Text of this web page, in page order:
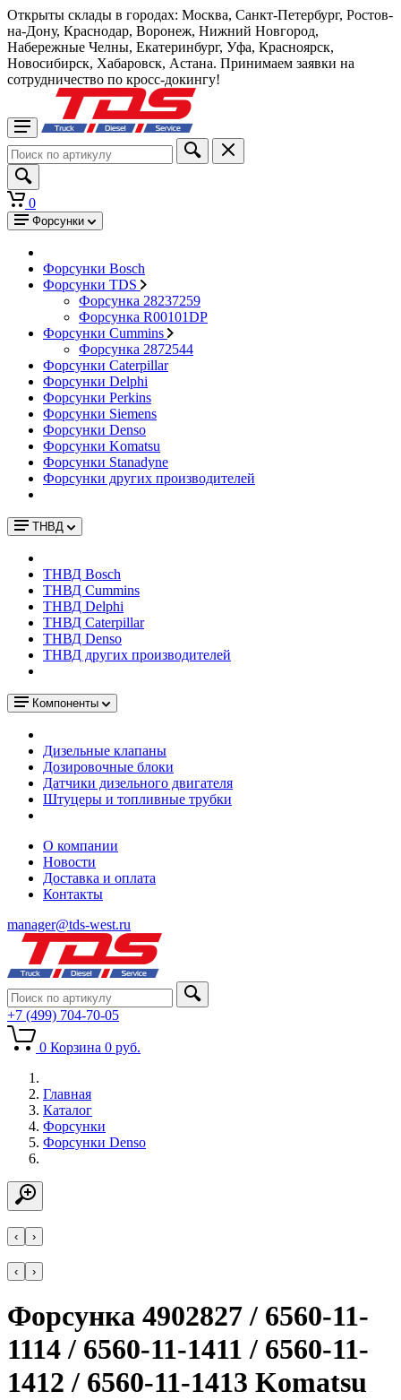
Открыты склады в городах: Москва, Санкт-Петербург, Ростов-
на-Дону, Краснодар, Воронеж, Нижний Новгород,
Набережные Челны, Екатеринбург, Уфа, Красноярск,
Новосибирск, Хабаровск, Астана. Принимаем заявки на
сотрудничество по кросс-докингу!
0
Форсунки
Форсунки Bosch
Форсунки TDS
Форсунка 28237259
Форсунка R00101DP
Форсунки Cummins
Форсунка 2872544
Форсунки Caterpillar
Форсунки Delphi
Форсунки Perkins
Форсунки Siemens
Форсунки Denso
Форсунки Komatsu
Форсунки Stanadyne
Форсунки других производителей
ТНВД
ТНВД Bosch
ТНВД Cummins
ТНВД Delphi
ТНВД Caterpillar
ТНВД Denso
ТНВД других производителей
Компоненты
Дизельные клапаны
Дозировочные блоки
Датчики дизельного двигателя
Штуцеры и топливные трубки
О компании
Новости
Доставка и оплата
Контакты
manager@tds-west.ru
+7 (499) 704-70-05
0 Корзина 0 руб.
Главная
Каталог
Форсунки
Форсунки Denso
‹ ›
‹ ›
Форсунка 4902827 / 6560-11-
1114 / 6560-11-1411 / 6560-11-
1412 / 6560-11-1413 Komatsu